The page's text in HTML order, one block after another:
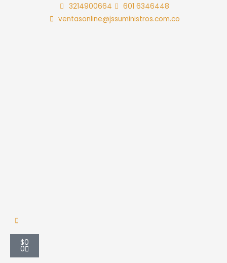
3214900664
601 6346448
ventasonline@jssuministros.com.co
$0
0
Carrito